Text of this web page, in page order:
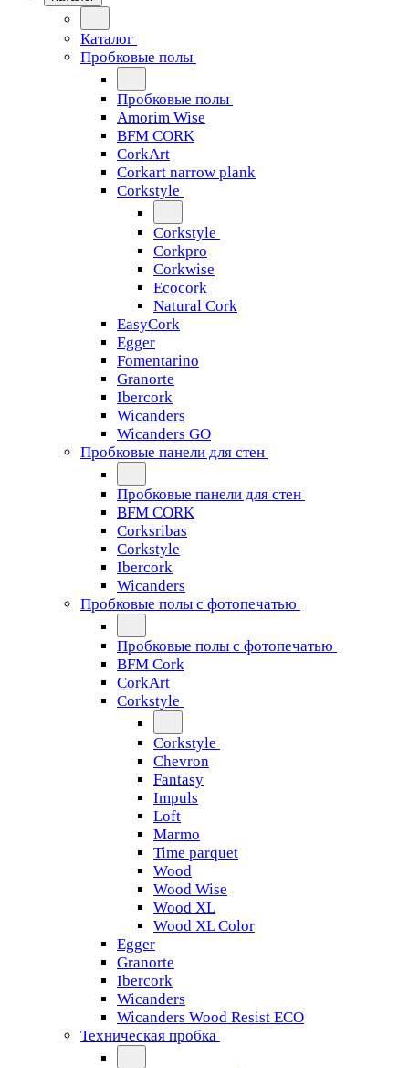
Каталог
Пробковые полы
Пробковые полы
Amorim Wise
BFM CORK
CorkArt
Corkart narrow plank
Corkstyle
Corkstyle
Corkpro
Corkwise
Ecocork
Natural Cork
EasyCork
Egger
Fomentarino
Granorte
Ibercork
Wicanders
Wicanders GO
Пробковые панели для стен
Пробковые панели для стен
BFM CORK
Corksribas
Corkstyle
Ibercork
Wicanders
Пробковые полы с фотопечатью
Пробковые полы с фотопечатью
BFM Cork
CorkArt
Corkstyle
Corkstyle
Chevron
Fantasy
Impuls
Loft
Marmo
Time parquet
Wood
Wood Wise
Wood XL
Wood XL Color
Egger
Granorte
Ibercork
Wicanders
Wicanders Wood Resist ECO
Техническая пробка